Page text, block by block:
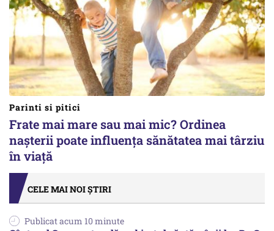
Parinti si pitici
Frate mai mare sau mai mic? Ordinea
nașterii poate influența sănătatea mai târziu
în viață
CELE MAI NOI ȘTIRI
Publicat acum 10 minute